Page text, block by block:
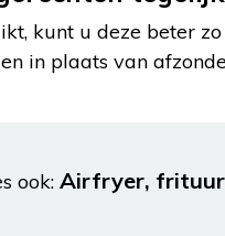
kunt u deze beter
in plaats van
ook: Airfryer,